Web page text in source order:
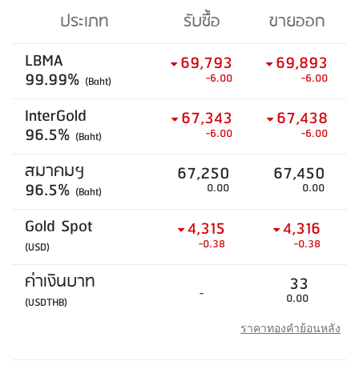
ประเภท รับซื้อ
ขายออก
LBMA
99.99% (Baht)
69,793
-6.00
69,893
-6.00
InterGold
96.5% (Baht)
67,343
-6.00
67,438
-6.00
สมาคมฯ
96.5% (Baht)
67,250
0.00
67,450
0.00
Gold Spot
(USD)
4,315
-0.38
4,316
-0.38
ค่าเงินบาท
(USDTHB) - 33
0.00
ราคาทองคำย้อนหลัง